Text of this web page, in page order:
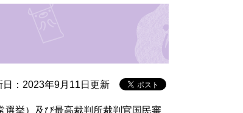
日：2023年9月11日更新
選挙）及び最高裁判所裁判官国民審